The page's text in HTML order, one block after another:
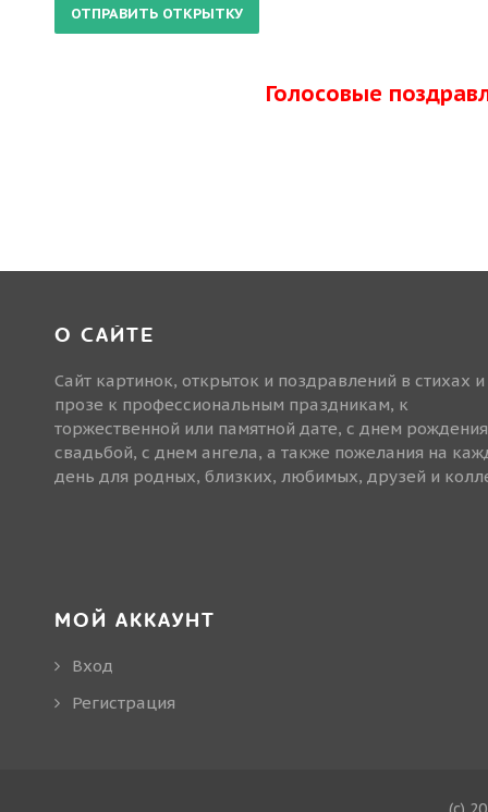
Голосовые
О САЙТЕ
Сайт картинок, открыток и поздравлений в стихах и
прозе к профессиональным праздникам, к
торжественной или памятной дате, с днем
свадьбой, с днем ангела, а также пожелания на
день для родных, близких, любимых, друзей и
МОЙ АККАУНТ
Вход
Регистрация